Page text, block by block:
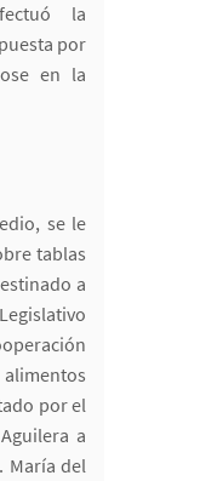
la
por
en la
se le
tablas
a
por el
a
María del